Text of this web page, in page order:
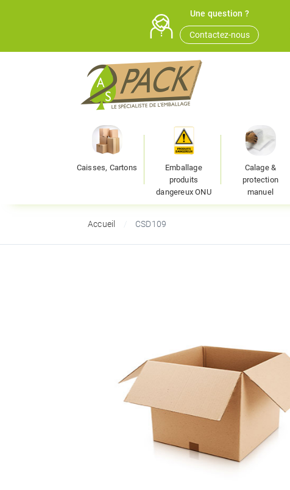
Une question ?
Contactez-nous
Caisses, Cartons
Emballage
produits
dangereux ONU
Calage &
protection
manuel
Accueil CSD109